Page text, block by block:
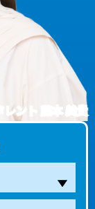
タレント 藤本 美貴